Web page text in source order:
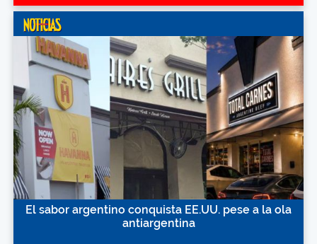
El sabor argentino conquista EE.UU. pese a la ola
antiargentina